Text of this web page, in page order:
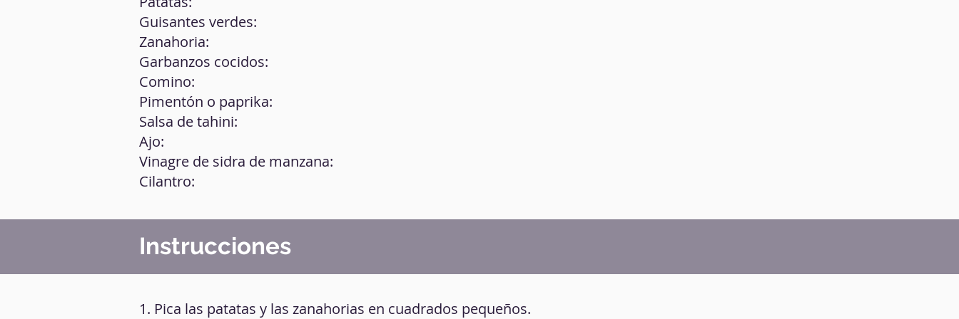
Guisantes verdes:
Zanahoria:
Garbanzos cocidos:
Comino:
Pimentón o paprika:
Salsa de tahini:
Ajo:
Vinagre de sidra de manzana:
Cilantro:
Instrucciones
1. Pica las patatas y las zanahorias en cuadrados pequeños.